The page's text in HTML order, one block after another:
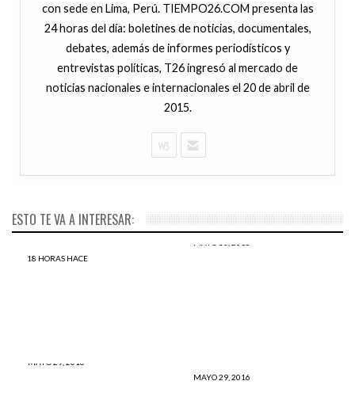
con sede en Lima, Perú. TIEMPO26.COM presenta las
24 horas del día: boletines de noticias, documentales,
debates, además de informes periodísticos y
entrevistas políticas, T26 ingresó al mercado de
noticias nacionales e internacionales el 20 de abril de
2015.
ESTO TE VA A INTERESAR:
18 HORAS HACE
MAYO 29, 2016
MAYO 29, 2016